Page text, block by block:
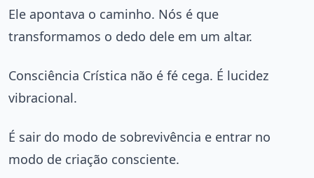
Ele apontava o caminho. Nós é que
transformamos o dedo dele em um altar.
Consciência Crística não é fé cega. É lucidez
vibracional.
É sair do modo de sobrevivência e entrar no
modo de criação consciente.